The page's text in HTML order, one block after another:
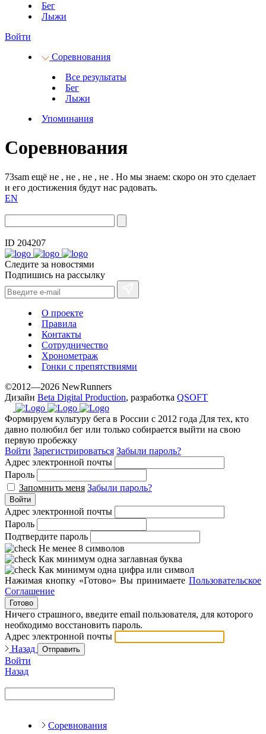
Бег
Лыжи
Войти
Соревнования
Все результаты
Бег
Лыжи
Упоминания
Соревнования
73sam ещё не , не , не , не . Но мы знаем: скоро он это сделает
и его достижения будут нас радовать.
EN
ID 204207
Следите за новостями
Подпишись на рассылку
О проекте
Правила
Контакты
Сотрудничество
Хронометраж
Гонки с препятствиями
©2012—2026 NewRunners
Дизайн Beta Digital Production, разработка QSOFT
Формируем культуру бега в России с 2012 года Для тех, кто
давно полюбил бег или только собирается выйти на свою
первую пробежку
Войти Зарегистрироваться Забыли пароль?
Адрес электронной почты
Пароль
Запомнить меня Забыли пароль?
Войти
Адрес электронной почты
Пароль
Подтвердите пароль
Не менее 8 символов
Как минимум одна заглавная буква
Как минимум одна цифра или символ
Нажимая кнопку «Готово» Вы принимаете Пользовательское
Соглашение
Готово
Ничего страшного, введите email пользователя, для которого
необходимо восстановить пароль.
Адрес электронной почты
Назад
Отправить
Войти
Назад
Соревнования